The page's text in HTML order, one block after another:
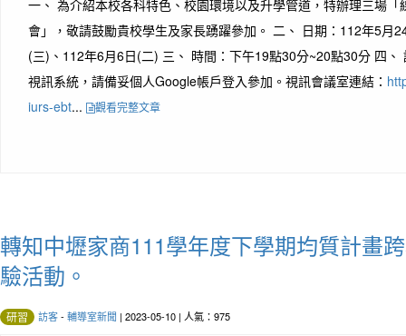
一、 為介紹本校各科特色、校園環境以及升學管道，特辦理三場「
會」，敬請鼓勵貴校學生及家長踴躍參加。 二、 日期：112年5月
(三)、112年6月6日(二) 三、 時間：下午19點30分~20點30分 四
視訊系統，請備妥個人Google帳戶登入參加。視訊會議室連結：
iurs-ebt... 觀看完整文章
轉知中壢家商111學年度下學期均質計畫
驗活動。
研習 訪客- 輔導室新聞 | 2023-05-10 | 人氣：975